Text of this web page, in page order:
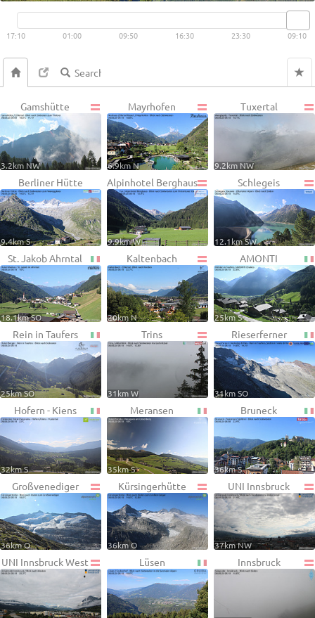
Live video available → View
17:10 01:00 09:50 16:30 23:30 09:10
Gamshütte
3.2km NW
Mayrhofen
6.9km N
Tuxertal
9.2km NW
Berliner Hütte
9.4km S
Alpinhotel Berghaus
9.9km W
Schlegeis
12.1km SW
St. Jakob Ahrntal
18.1km SO
Kaltenbach
20km N
AMONTI
25km S
Rein in Taufers
25km SO
Trins
31km W
Rieserferner
31km SO
Hofern - Kiens
32km S
Meransen
35km S
Bruneck
36km S
Großvenediger
36km O
Kürsingerhütte
36km O
UNI Innsbruck
37km NW
UNI Innsbruck West Lüsen Innsbruck